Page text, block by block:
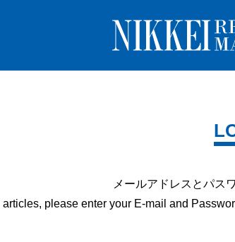
メールアドレスとパス
articles, please enter your E-mail and